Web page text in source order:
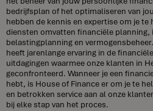
bedrijfsplan of het optimaliseren van
hebben de kennis en expertise om je
diensten omvatten financiële planning,
belastingplanning en
heeft jarenlange ervaring in de
uitdagingen waarmee onze klanten in
geconfronteerd. Wanneer je een
hebt, is House of Finance er om je te
en betrokken service aan al onze
bij elke stap van het proces.